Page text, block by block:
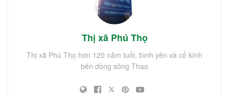
Thị xã Phú Thọ
Thị xã Phú Thọ hơn 120 năm tuổi, bình yên và cổ kính
bên dòng sông Thao